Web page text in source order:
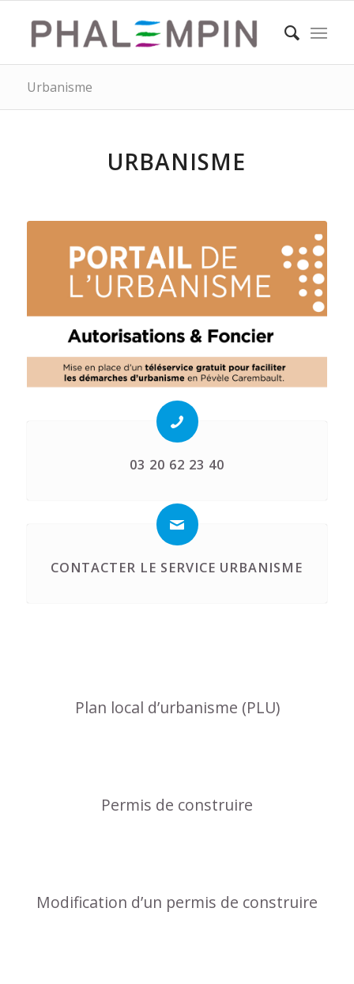
Urbanisme
URBANISME
03 20 62 23 40
CONTACTER LE SERVICE URBANISME
Plan local d’urbanisme (PLU)
Permis de construire
Modification d’un permis de construire